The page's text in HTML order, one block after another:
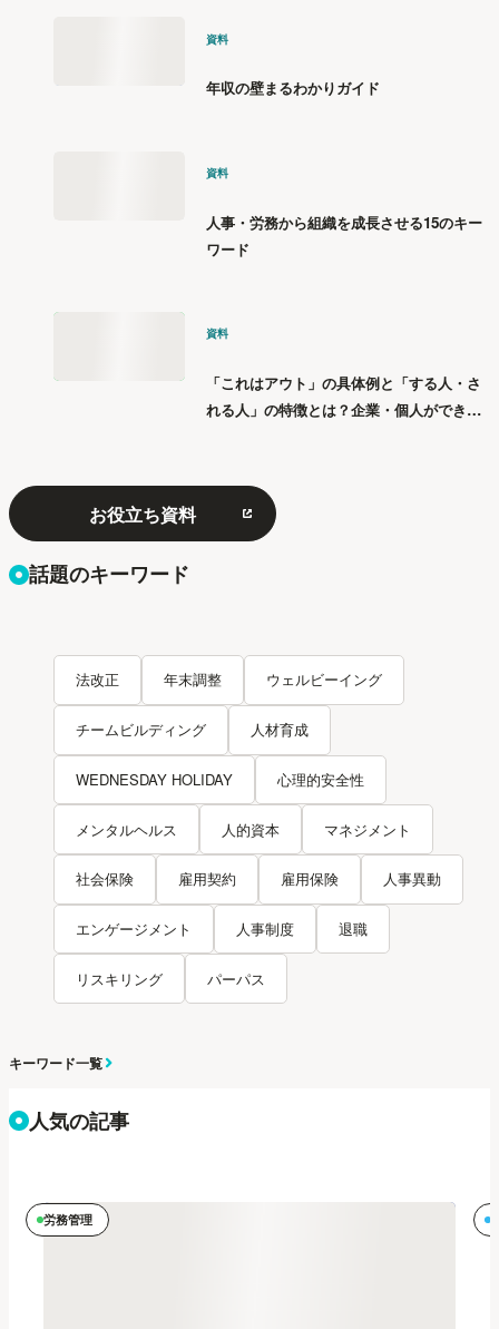
資料
年収の壁まるわかりガイド
資料
人事・労務から組織を成長させる15のキー
ワード
資料
「これはアウト」の具体例と「する人・さ
れる人」の特徴とは？企業・個人ができる
お役立ち資料
話題のキーワード
法改正 年末調整 ウェルビーイング
チームビルディング 人材育成
WEDNESDAY HOLIDAY 心理的安全性
メンタルヘルス 人的資本 マネジメント
社会保険 雇用契約 雇用保険 人事異動
エンゲージメント 人事制度 退職
リスキリング パーパス
キーワード一覧
人気の記事
労務管理